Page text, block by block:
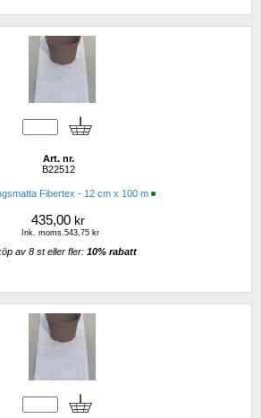
Art. nr.
B22512
Fibertex - 12 cm x 100 m
435,00 kr
Ink. moms.543,75 kr
av 8 st eller fler: 10% rabatt